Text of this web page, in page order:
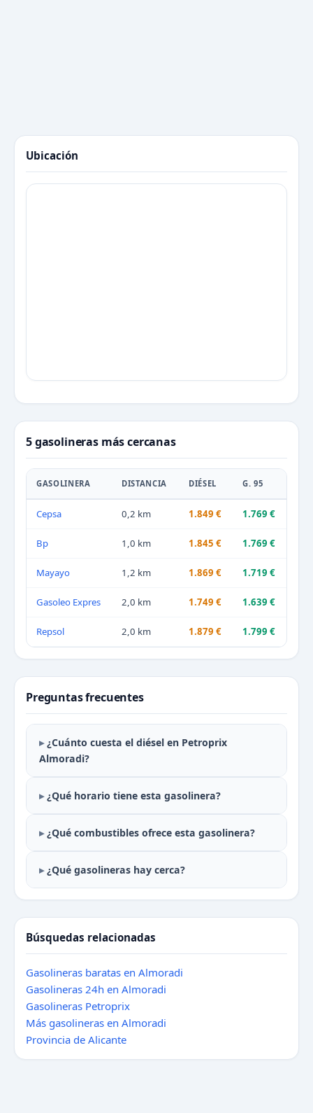
Ubicación
5 gasolineras más cercanas
GASOLINERA DISTANCIA DIÉSEL G. 95
Cepsa 0,2 km 1.849 € 1.769 €
Bp 1,0 km 1.845 € 1.769 €
Mayayo 1,2 km 1.869 € 1.719 €
Gasoleo Expres 2,0 km 1.749 € 1.639 €
Repsol 2,0 km 1.879 € 1.799 €
Preguntas frecuentes
¿Cuánto cuesta el diésel en Petroprix
Almoradi?
¿Qué horario tiene esta gasolinera?
¿Qué combustibles ofrece esta gasolinera?
¿Qué gasolineras hay cerca?
Búsquedas relacionadas
Gasolineras baratas en Almoradi
Gasolineras 24h en Almoradi
Gasolineras Petroprix
Más gasolineras en Almoradi
Provincia de Alicante